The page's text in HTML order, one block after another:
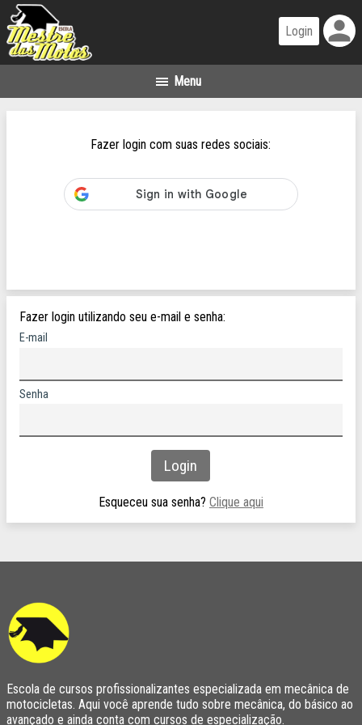
person
Fazer login com suas redes sociais:
Fazer login utilizando seu e-mail e senha:
E-mail
Senha
Esqueceu sua senha? Clique aqui
Escola de cursos profissionalizantes especializada em mecânica de
motocicletas. Aqui você aprende tudo sobre mecânica, do básico ao
avançado e ainda conta com cursos de especialização.